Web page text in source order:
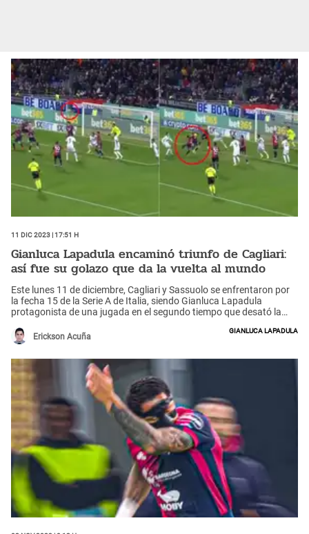
11 Dic 2023 | 17:51 h
Gianluca Lapadula encaminó triunfo de Cagliari:
así fue su golazo que da la vuelta al mundo
Este lunes 11 de diciembre, Cagliari y Sassuolo se enfrentaron por
la fecha 15 de la Serie A de Italia, siendo Gianluca Lapadula
protagonista de una jugada en el segundo tiempo que desató la
golazo, para que luego Leonardo Pavoletti cierre el triunfo con el 2-
1.
Erickson Acuña
Gianluca Lapadula